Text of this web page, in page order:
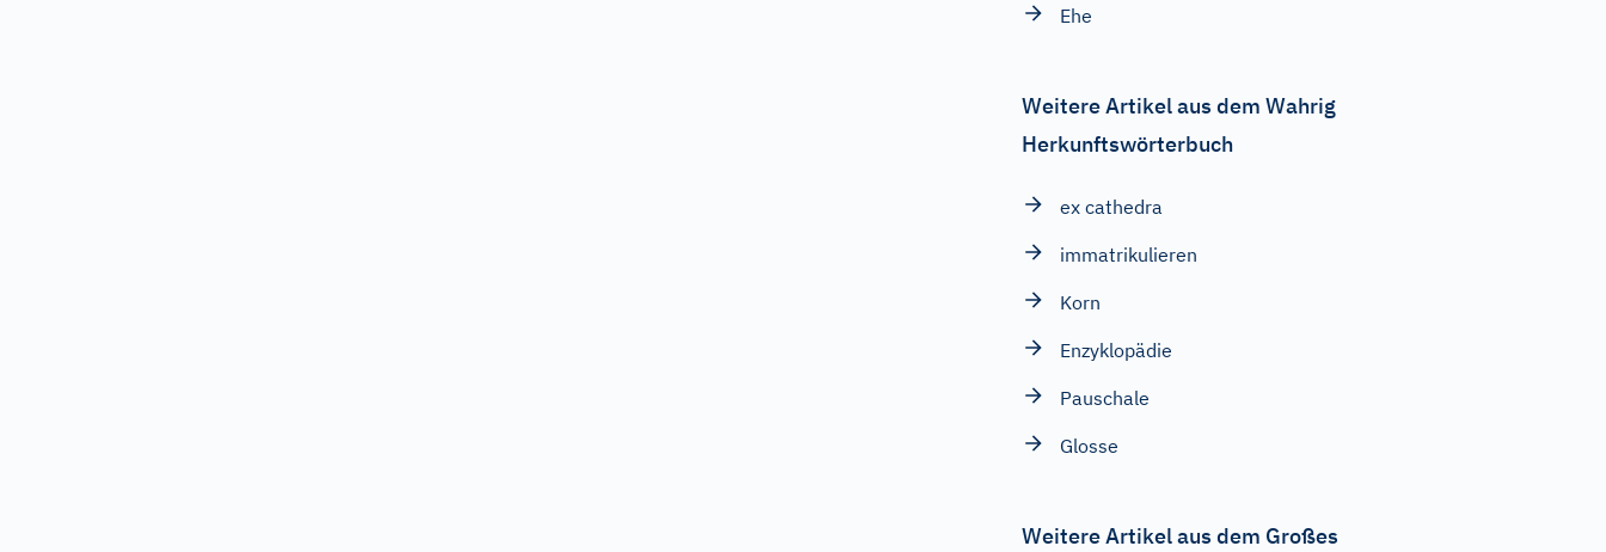
Ehe
Weitere Artikel aus dem Wahrig
Herkunftswörterbuch
ex cathedra
immatrikulieren
Korn
Enzyklopädie
Pauschale
Glosse
Weitere Artikel aus dem Großes